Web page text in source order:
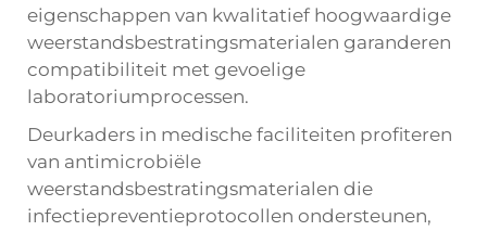
eigenschappen van kwalitatief hoogwaardige
weerstandsbestratingsmaterialen garanderen
compatibiliteit met gevoelige
laboratoriumprocessen.
Deurkaders in medische faciliteiten profiteren
van antimicrobiële
weerstandsbestratingsmaterialen die
infectiepreventieprotocollen ondersteunen,